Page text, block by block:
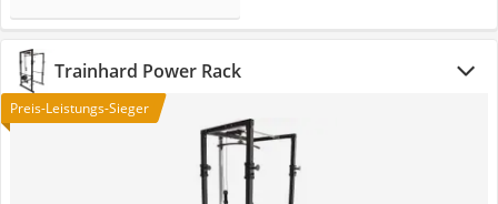
Trainhard Power Rack
Preis-Leistungs-Sieger